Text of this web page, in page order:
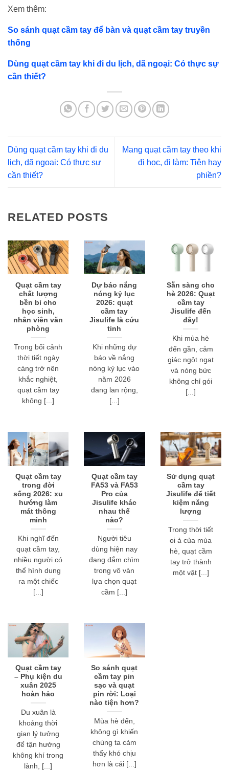
Xem thêm:
So sánh quạt cầm tay để bàn và quạt cầm tay truyền
thống
Dùng quạt cầm tay khi đi du lịch, dã ngoại: Có thực sự
cần thiết?
Dùng quạt cầm tay khi đi du
lịch, dã ngoại: Có thực sự
cần thiết?
Mang quạt cầm tay theo khi
đi học, đi làm: Tiện hay
phiền?
RELATED POSTS
Quạt cầm tay
chất lượng
bền bỉ cho
học sinh,
nhân viên văn
phòng
Trong bối cảnh
thời tiết ngày
càng trở nên
khắc nghiệt,
quạt cầm tay
không [...]
Dự báo nắng
nóng kỷ lục
2026: quạt
cầm tay
Jisulife là cứu
tinh
Khi những dự
báo về nắng
nóng kỷ lục vào
năm 2026
đang lan rộng,
[...]
Sẵn sàng cho
hè 2026: Quạt
cầm tay
Jisulife đến
đây!
Khi mùa hè
đến gần, cảm
giác ngột ngạt
và nóng bức
không chỉ gói
[...]
Quạt cầm tay
trong đời
sống 2026: xu
hướng làm
mát thông
minh
Khi nghĩ đến
quạt cầm tay,
nhiều người có
thể hình dung
ra một chiếc
[...]
Quạt cầm tay
FA53 và FA53
Pro của
Jisulife khác
nhau thế
nào?
Người tiêu
dùng hiện nay
đang đắm chìm
trong vô vàn
lựa chọn quạt
cầm [...]
Sử dụng quạt
cầm tay
Jisulife để tiết
kiệm năng
lượng
Trong thời tiết
oi ả của mùa
hè, quạt cầm
tay trở thành
một vật [...]
Quạt cầm tay
– Phụ kiện du
xuân 2025
hoàn hảo
Du xuân là
khoảng thời
gian lý tưởng
để tận hưởng
không khí trong
lành, [...]
So sánh quạt
cầm tay pin
sạc và quạt
pin rời: Loại
nào tiện hơn?
Mùa hè đến,
không gì khiến
chúng ta cảm
thấy khó chịu
hơn là cái [...]